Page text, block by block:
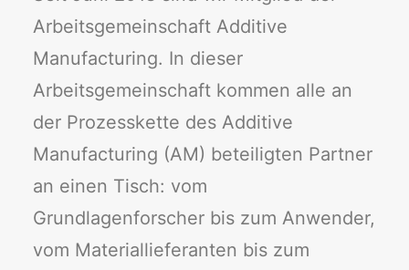
Arbeitsgemeinschaft Additive
Manufacturing. In dieser
Arbeitsgemeinschaft kommen alle an
der Prozesskette des Additive
Manufacturing (AM) beteiligten Partner
an einen Tisch: vom
Grundlagenforscher bis zum Anwender,
vom Materiallieferanten bis zum